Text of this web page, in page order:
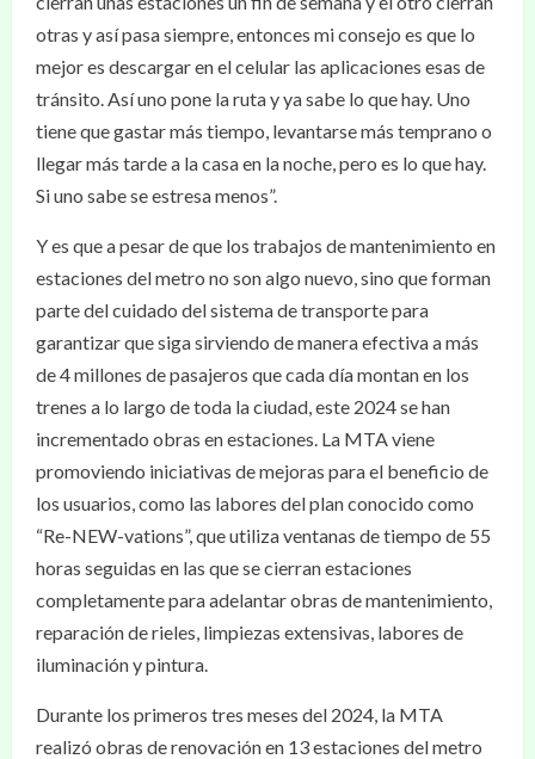
otras y así pasa siempre, entonces mi consejo es que lo
mejor es descargar en el celular las aplicaciones esas de
tránsito. Así uno pone la ruta y ya sabe lo que hay. Uno
tiene que gastar más tiempo, levantarse más temprano o
llegar más tarde a la casa en la noche, pero es lo que hay.
Si uno sabe se estresa menos”.
Y es que a pesar de que los trabajos de mantenimiento en
estaciones del metro no son algo nuevo, sino que forman
parte del cuidado del sistema de transporte para
garantizar que siga sirviendo de manera efectiva a más
de 4 millones de pasajeros que cada día montan en los
trenes a lo largo de toda la ciudad, este 2024 se han
incrementado obras en estaciones. La MTA viene
promoviendo iniciativas de mejoras para el beneficio de
los usuarios, como las labores del plan conocido como
“Re-NEW-vations”, que utiliza ventanas de tiempo de 55
horas seguidas en las que se cierran estaciones
completamente para adelantar obras de mantenimiento,
reparación de rieles, limpiezas extensivas, labores de
iluminación y pintura.
Durante los primeros tres meses del 2024, la MTA
realizó obras de renovación en 13 estaciones del metro